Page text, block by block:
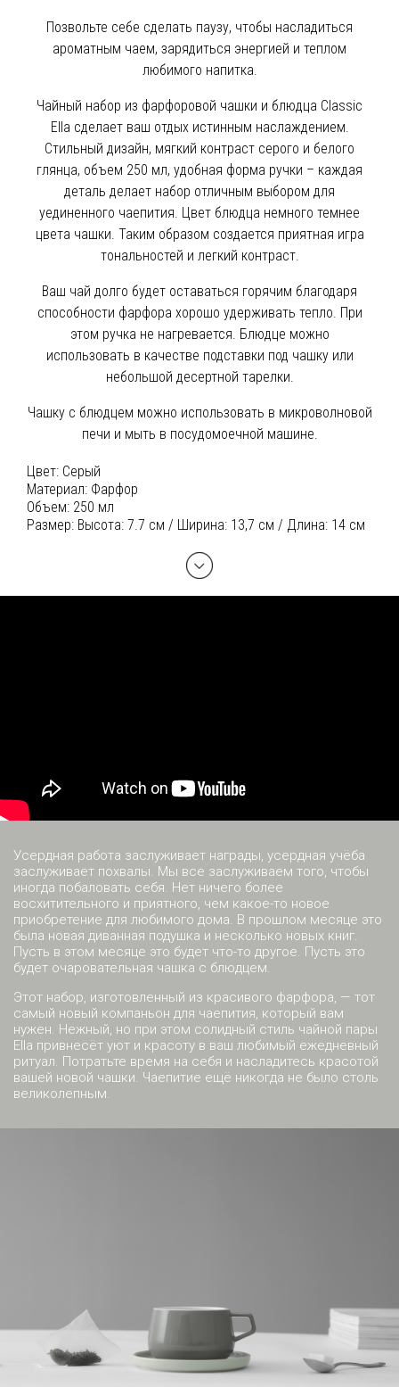
Позвольте себе сделать паузу, чтобы насладиться
ароматным чаем, зарядиться энергией и теплом
любимого напитка.
Чайный набор из фарфоровой чашки и блюдца Classic
Ella сделает ваш отдых истинным наслаждением.
Стильный дизайн, мягкий контраст серого и белого
глянца, объем 250 мл, удобная форма ручки – каждая
деталь делает набор отличным выбором для
уединенного чаепития. Цвет блюдца немного темнее
цвета чашки. Таким образом создается приятная игра
тональностей и легкий контраст.
Ваш чай долго будет оставаться горячим благодаря
способности фарфора хорошо удерживать тепло. При
этом ручка не нагревается. Блюдце можно
использовать в качестве подставки под чашку или
небольшой десертной тарелки.
Чашку с блюдцем можно использовать в микроволновой
печи и мыть в посудомоечной машине.
Цвет: Серый
Материал: Фарфор
Объем: 250 мл
Размер: Высота: 7.7 см / Ширина: 13,7 см / Длина: 14 см
Усердная работа заслуживает награды, усердная учёба
заслуживает похвалы. Мы все заслуживаем того, чтобы
иногда побаловать себя. Нет ничего более
восхитительного и приятного, чем какое-то новое
приобретение для любимого дома. В прошлом месяце это
была новая диванная подушка и несколько новых книг.
Пусть в этом месяце это будет что-то другое. Пусть это
будет очаровательная чашка с блюдцем.
Этот набор, изготовленный из красивого фарфора, — тот
самый новый компаньон для чаепития, который вам
нужен. Нежный, но при этом солидный стиль чайной пары
Ella привнесёт уют и красоту в ваш любимый ежедневный
ритуал. Потратьте время на себя и насладитесь красотой
вашей новой чашки. Чаепитие ещё никогда не было столь
великолепным.